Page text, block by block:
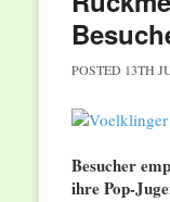
POSTED 13TH
Besucher
ihre Pop-